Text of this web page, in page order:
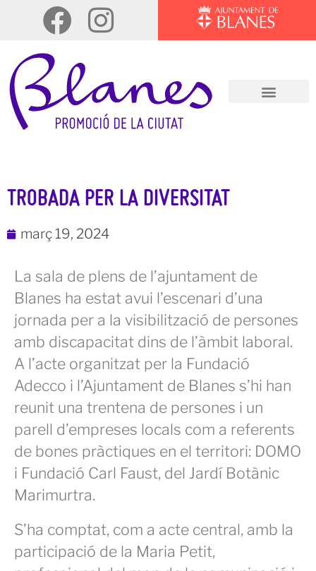
TROBADA PER LA DIVERSITAT
març 19, 2024
La sala de plens de l’ajuntament de
Blanes ha estat avui l’escenari d’una
jornada per a la visibilització de persones
amb discapacitat dins de l’àmbit laboral.
A l’acte organitzat per la Fundació
Adecco i l’Ajuntament de Blanes s’hi han
reunit una trentena de persones i un
parell d’empreses locals com a referents
de bones pràctiques en el territori: DOMO
i Fundació Carl Faust, del Jardí Botànic
Marimurtra.
S’ha comptat, com a acte central, amb la
participació de la Maria Petit,